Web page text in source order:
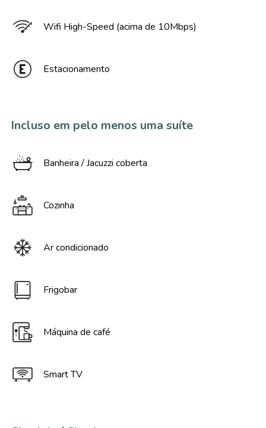
Wifi High-Speed (acima de 10Mbps)
Estacionamento
Incluso em pelo menos uma suíte
Banheira / Jacuzzi coberta
Cozinha
Ar condicionado
Frigobar
Máquina de café
Smart TV